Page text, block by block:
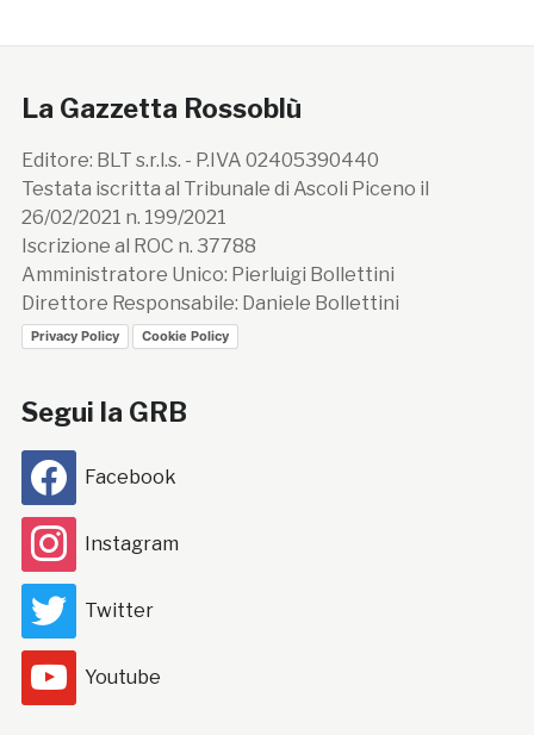
La Gazzetta Rossoblù
Editore: BLT s.r.l.s. - P.IVA 02405390440
Testata iscritta al Tribunale di Ascoli Piceno il
26/02/2021 n. 199/2021
Iscrizione al ROC n. 37788
Amministratore Unico: Pierluigi Bollettini
Direttore Responsabile: Daniele Bollettini
Privacy Policy Cookie Policy
Segui la GRB
Facebook
Instagram
Twitter
Youtube